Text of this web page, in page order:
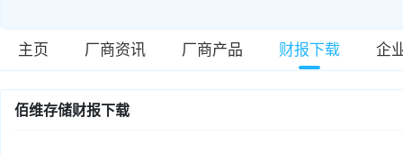
主页 厂商资讯 厂商产品 财报下载 企
佰维存储财报下载